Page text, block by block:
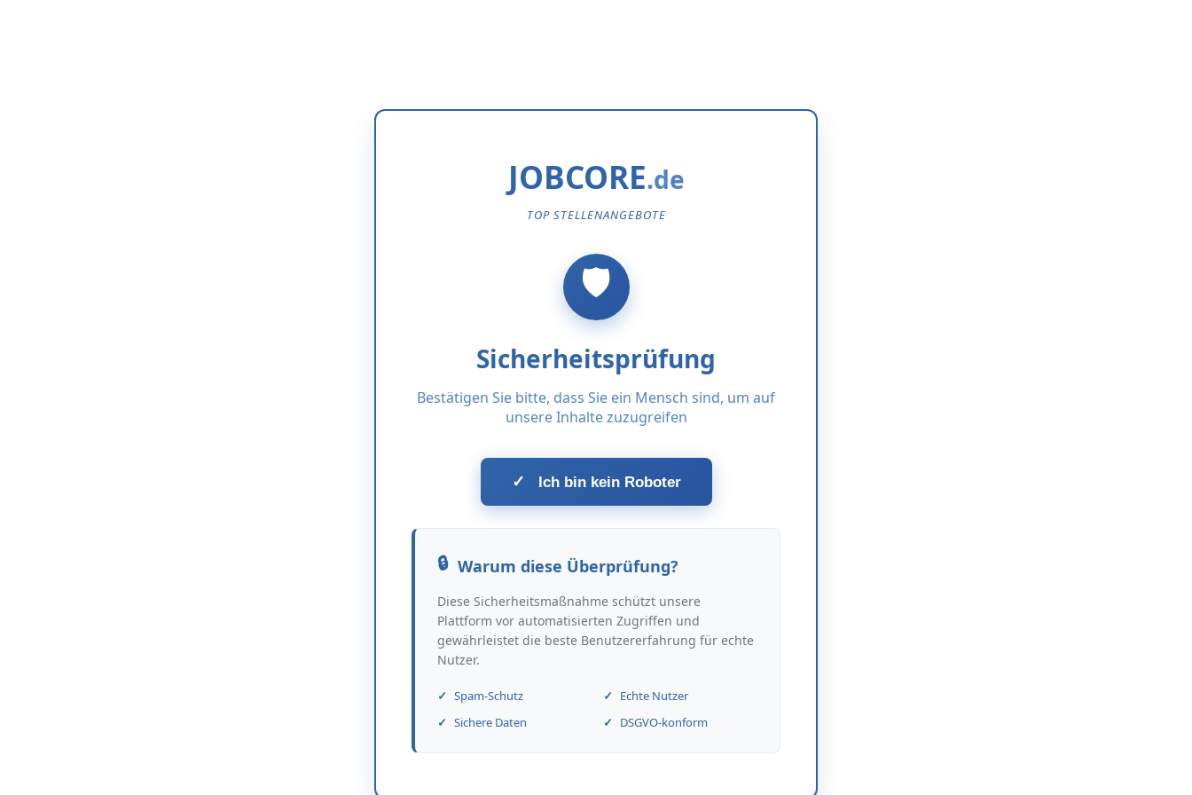
JOBCORE
TOP STELLENANGEBOTE
Sicherheitsprüfung
Bestätigen Sie bitte, dass Sie ein Mensch sind, um auf
unsere Inhalte zuzugreifen
✓ Ich bin kein Roboter
Warum diese Überprüfung?
Diese Sicherheitsmaßnahme schützt unsere
Plattform vor automatisierten Zugriffen und
gewährleistet die beste Benutzererfahrung für echte
Nutzer.
Spam-Schutz
Echte Nutzer
Sichere Daten
DSGVO-konform